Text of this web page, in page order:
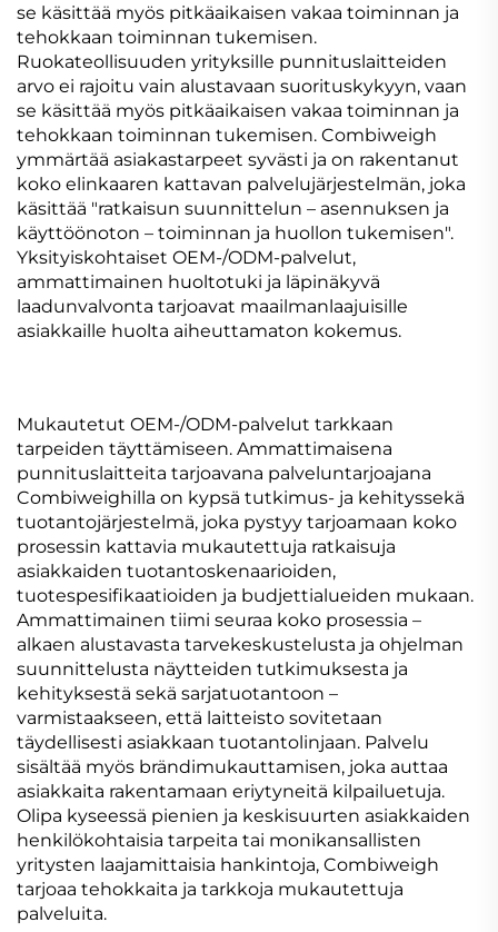
se käsittää myös pitkäaikaisen vakaa toiminnan ja
tehokkaan toiminnan tukemisen.
Ruokateollisuuden yrityksille punnituslaitteiden
arvo ei rajoitu vain alustavaan suorituskykyyn, vaan
se käsittää myös pitkäaikaisen vakaa toiminnan ja
tehokkaan toiminnan tukemisen. Combiweigh
ymmärtää asiakastarpeet syvästi ja on rakentanut
koko elinkaaren kattavan palvelujärjestelmän, joka
käsittää "ratkaisun suunnittelun – asennuksen ja
käyttöönoton – toiminnan ja huollon tukemisen".
Yksityiskohtaiset OEM-/ODM-palvelut,
ammattimainen huoltotuki ja läpinäkyvä
laadunvalvonta tarjoavat maailmanlaajuisille
asiakkaille huolta aiheuttamaton kokemus.
Mukautetut OEM-/ODM-palvelut tarkkaan
tarpeiden täyttämiseen. Ammattimaisena
punnituslaitteita tarjoavana palveluntarjoajana
Combiweighilla on kypsä tutkimus- ja kehityssekä
tuotantojärjestelmä, joka pystyy tarjoamaan koko
prosessin kattavia mukautettuja ratkaisuja
asiakkaiden tuotantoskenaarioiden,
tuotespesifikaatioiden ja budjettialueiden mukaan.
Ammattimainen tiimi seuraa koko prosessia –
alkaen alustavasta tarvekeskustelusta ja ohjelman
suunnittelusta näytteiden tutkimuksesta ja
kehityksestä sekä sarjatuotantoon –
varmistaakseen, että laitteisto sovitetaan
täydellisesti asiakkaan tuotantolinjaan. Palvelu
sisältää myös brändimukauttamisen, joka auttaa
asiakkaita rakentamaan eriytyneitä kilpailuetuja.
Olipa kyseessä pienien ja keskisuurten asiakkaiden
henkilökohtaisia tarpeita tai monikansallisten
yritysten laajamittaisia hankintoja, Combiweigh
tarjoaa tehokkaita ja tarkkoja mukautettuja
palveluita.